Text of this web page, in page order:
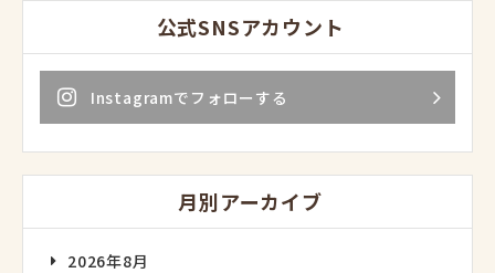
公式SNSアカウント
Instagramでフォローする
月別アーカイブ
2026年8月